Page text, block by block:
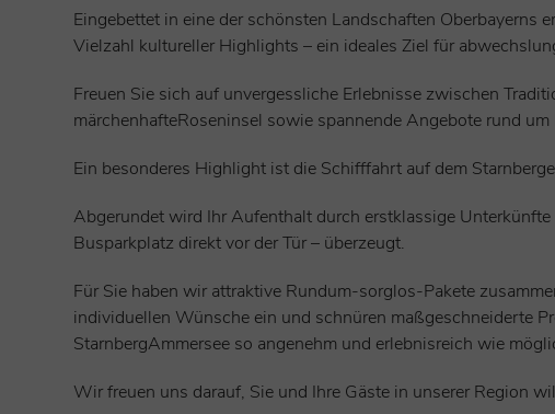
Eingebettet in eine der schönsten Landschaften Oberbayerns
Vielzahl kultureller Highlights – ein ideales Ziel für
Freuen Sie sich auf unvergessliche Erlebnisse zwischen
märchenhafteRoseninsel sowie spannende Angebote rund
Ein besonderes Highlight ist die Schifffahrt auf dem
Abgerundet wird Ihr Aufenthalt durch erstklassige Unterkünfte
Busparkplatz direkt vor der Tür – überzeugt.
Für Sie haben wir attraktive Rundum-sorglos-Pakete
individuellen Wünsche ein und schnüren maßgeschneiderte
StarnbergAmmersee so angenehm und erlebnisreich wie
Wir freuen uns darauf, Sie und Ihre Gäste in unserer Region